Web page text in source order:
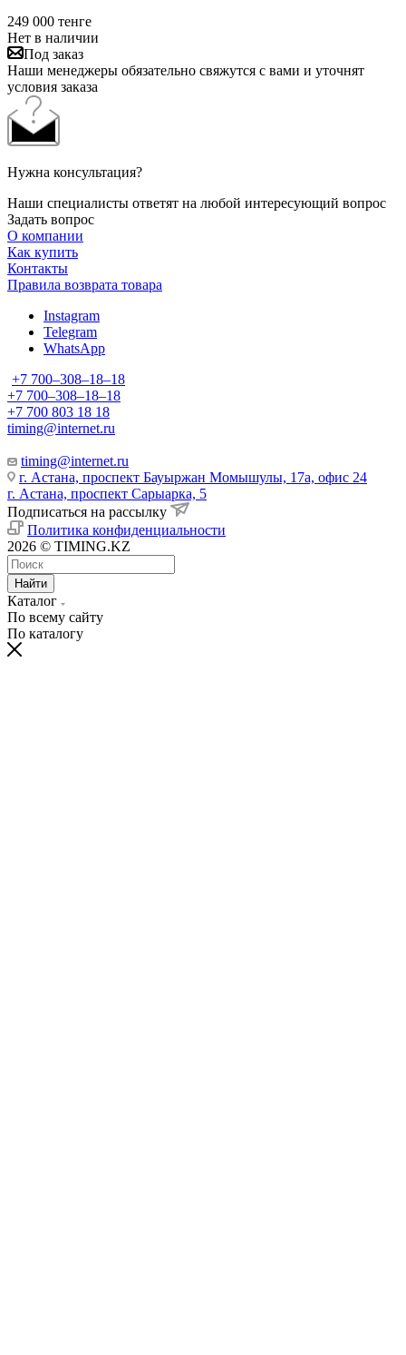
249 000 тенге
Нет в наличии
Под заказ
Наши менеджеры обязательно свяжутся с вами и уточнят
условия заказа
Нужна консультация?
Наши специалисты ответят на любой интересующий вопрос
Задать вопрос
О компании
Как купить
Контакты
Правила возврата товара
Instagram
Telegram
WhatsApp
+7 700‒308‒18‒18
+7 700‒308‒18‒18
+7 700 803 18 18
timing@internet.ru
timing@internet.ru
г. Астана, проспект Бауыржан Момышулы, 17а, офис 24
г. Астана, проспект Сарыарка, 5
Подписаться на рассылку
Политика конфиденциальности
2026 © TIMING.KZ
Найти
Каталог
По всему сайту
По каталогу